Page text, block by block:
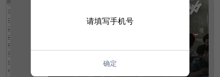
请填写手机号
确定